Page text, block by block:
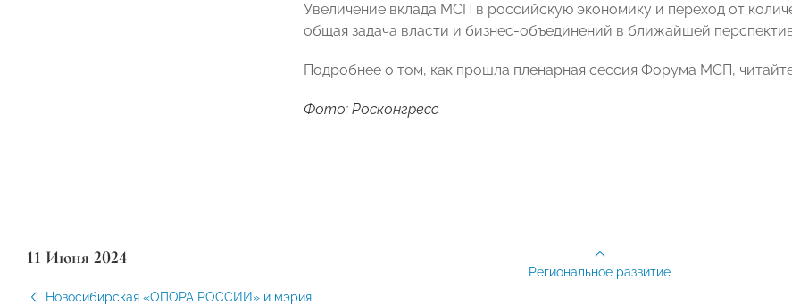
Увеличение вклада МСП в российскую экономику и переход от
общая задача власти и бизнес-объединений в ближайшей
Подробнее о том, как прошла пленарная сессия Форума МСП,
Фото: Росконгресс
11 Июня 2024
Новосибирская «ОПОРА РОССИИ» и мэрия
Региональное развитие